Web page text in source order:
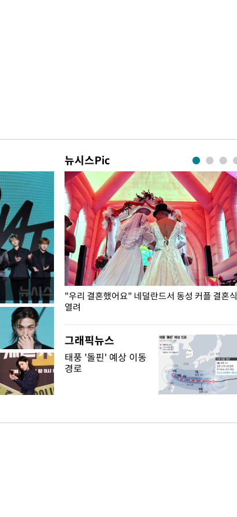
뉴시스Pic
"우리 결혼했어요" 네덜란드서 동성 커플 결혼식
열려
그래픽뉴스
태풍 '돌핀' 예상 이동
경로